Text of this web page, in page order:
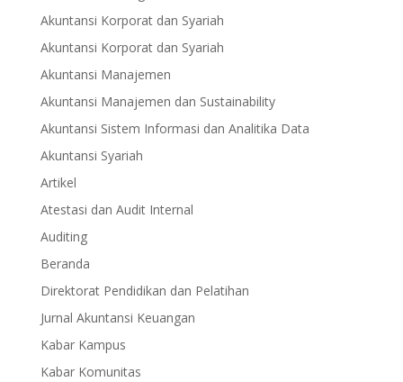
Akuntansi Korporat dan Syariah
Akuntansi Korporat dan Syariah
Akuntansi Manajemen
Akuntansi Manajemen dan Sustainability
Akuntansi Sistem Informasi dan Analitika Data
Akuntansi Syariah
Artikel
Atestasi dan Audit Internal
Auditing
Beranda
Direktorat Pendidikan dan Pelatihan
Jurnal Akuntansi Keuangan
Kabar Kampus
Kabar Komunitas